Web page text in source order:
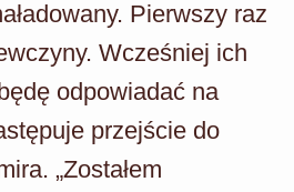
Pierwszy raz
Wcześniej ich
odpowiadać na
przejście do
„Zostałem